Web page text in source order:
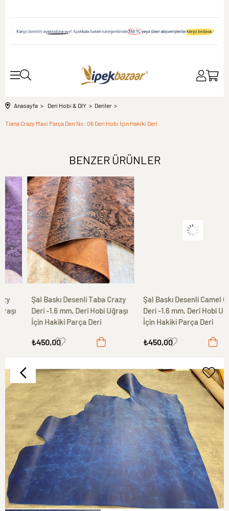
Anasayfa Deri Hobi & DIY Deriler
Tiana Crazy Mavi Parça Deri No: 06 Deri Hobi İçin Hakiki Deri
BENZER ÜRÜNLER
Şal Baskı Desenli Taba Crazy
Deri -1.6 mm, Deri Hobi Uğraşı
İçin Hakiki Parça Deri
₺450,00
Şal Baskı Desenli Camel Crazy
Deri -1.6 mm, Deri Hobi Uğraşı
İçin Hakiki Parça Deri
₺450,00